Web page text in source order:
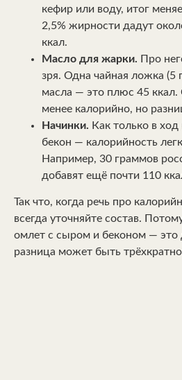
кефир или воду, итог
2,5% жирности дадут
ккал.
Масло для жарки. Про
зря. Одна чайная ложка (5
масла — это плюс 45 ккал.
менее калорийно, но
Начинки. Как только в
бекон — калорийность
Например, 30 граммов
добавят ещё почти 110
Так что, когда речь про
всегда уточняйте состав.
омлет с сыром и беконом — это
разница может быть